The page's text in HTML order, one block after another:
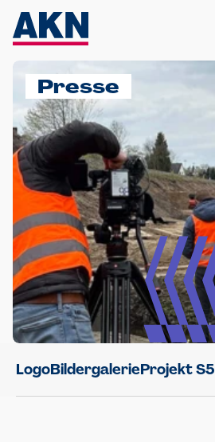
Presse
LogoBildergalerieProjekt S5